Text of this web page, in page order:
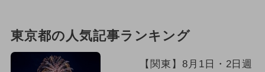
東京都の人気記事ランキング
【関東】8月1日・2日週